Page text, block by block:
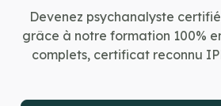
Devenez psychanalyste
grâce à notre formation 100%
complets, certificat reconnu